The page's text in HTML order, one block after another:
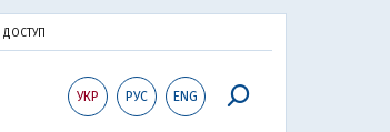
ДОСТУП
УКР РУС ENG